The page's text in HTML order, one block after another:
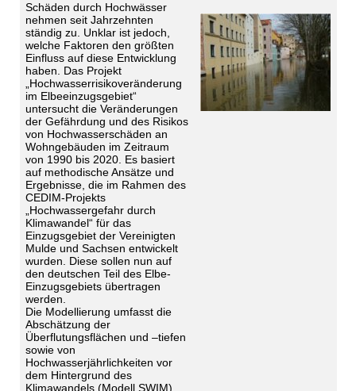
Schäden durch Hochwässer
nehmen seit Jahrzehnten
ständig zu. Unklar ist jedoch,
welche Faktoren den größten
Einfluss auf diese Entwicklung
haben. Das Projekt
„Hochwasserrisikoveränderung
im Elbeeinzugsgebiet“
untersucht die Veränderungen
der Gefährdung und des Risikos
von Hochwasserschäden an
Wohngebäuden im Zeitraum
von 1990 bis 2020. Es basiert
auf methodische Ansätze und
Ergebnisse, die im Rahmen des
CEDIM-Projekts
„Hochwassergefahr durch
Klimawandel“ für das
Einzugsgebiet der Vereinigten
Mulde und Sachsen entwickelt
wurden. Diese sollen nun auf
den deutschen Teil des Elbe-
Einzugsgebiets übertragen
werden.
Die Modellierung umfasst die
Abschätzung der
Überflutungsflächen und –tiefen
sowie von
Hochwasserjährlichkeiten vor
dem Hintergrund des
Klimawandels (Modell SWIM)